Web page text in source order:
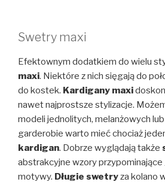
Swetry maxi
Efektownym dodatkiem do wielu
maxi. Niektóre z nich sięgają do
do kostek. Kardigany maxi
nawet najprostsze stylizacje.
modeli jednolitych, melanżowych
garderobie warto mieć chociaż
kardigan. Dobrze wyglądają także
abstrakcyjne wzory
motywy. Długie swetryza kolano